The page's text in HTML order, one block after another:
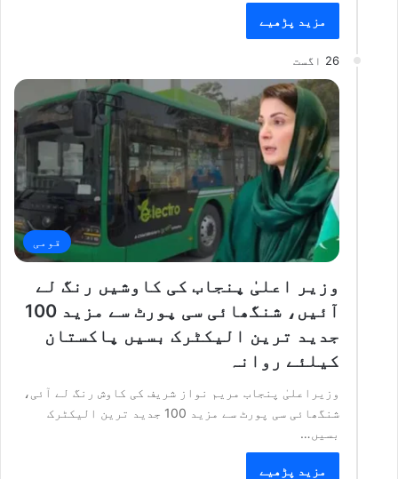
مزید پڑھیے
26 اگست
قومی
وزیر اعلیٰ پنجاب کی کاوشیں رنگ لے
آئیں، شنگھائی سی پورٹ سے مزید 100
جدید ترین الیکٹرک بسیں پاکستان
کیلئے روانہ
وزیراعلیٰ پنجاب مریم نواز شریف کی کاوش رنگ لے آئی،
شنگھائی سی پورٹ سے مزید 100 جدید ترین الیکٹرک
بسیں…
مزید پڑھیے